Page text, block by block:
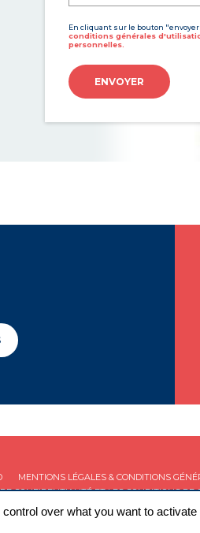
En cliquant sur le bouton
conditions générales
personnelles.
ENVOYER
MENTIONS LÉGALES & CONDITIONS
CONFIDENTIALITÉET LESCONDITIONS DE
over what you want to activate